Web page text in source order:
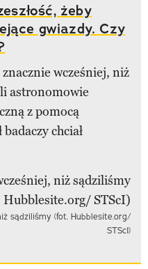
żeby
gwiazdy. Czy
wcześniej, niż
astronomowie
z pomocą
chciał
sądziliśmy (fot. Hubblesite.org/
STScI)